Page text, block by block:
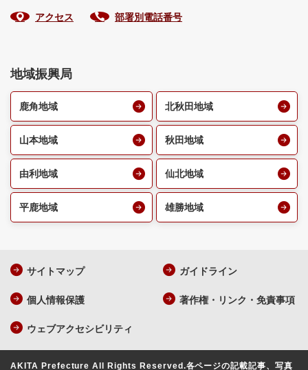
アクセス 部署別電話番号
地域振興局
鹿角地域 北秋田地域
山本地域 秋田地域
由利地域 仙北地域
平鹿地域 雄勝地域
サイトマップ ガイドライン
個人情報保護 著作権・リンク・免責事項
ウェブアクセシビリティ
AKITA Prefecture All Rights Reserved.各ページの記載記事、写真